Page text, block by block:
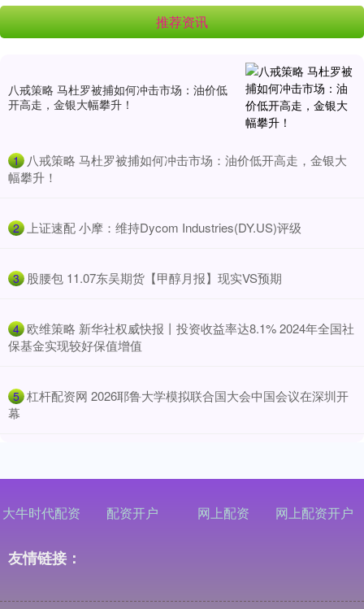
推荐资讯
八戒策略 马杜罗被捕如何冲击市场：油价低
开高走，金银大幅攀升！
1 ​八戒策略 马杜罗被捕如何冲击市场：油价低开高走，金银大
幅攀升！
2 ​上证速配 小摩：维持Dycom Industries(DY.US)评级
3 ​股腰包 11.07东吴期货【甲醇月报】现实VS预期
4 ​欧维策略 新华社权威快报丨投资收益率达8.1% 2024年全国社
保基金实现较好保值增值
5 ​杠杆配资网 2026耶鲁大学模拟联合国大会中国会议在深圳开
幕
大牛时代配资 配资开户 网上配资 网上配资开户
友情链接：